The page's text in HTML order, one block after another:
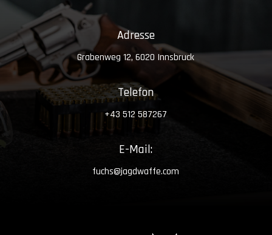
Adresse
Grabenweg 12, 6020 Innsbruck
Telefon
+43 512 587267
E-Mail:
fuchs@jagdwaffe.com